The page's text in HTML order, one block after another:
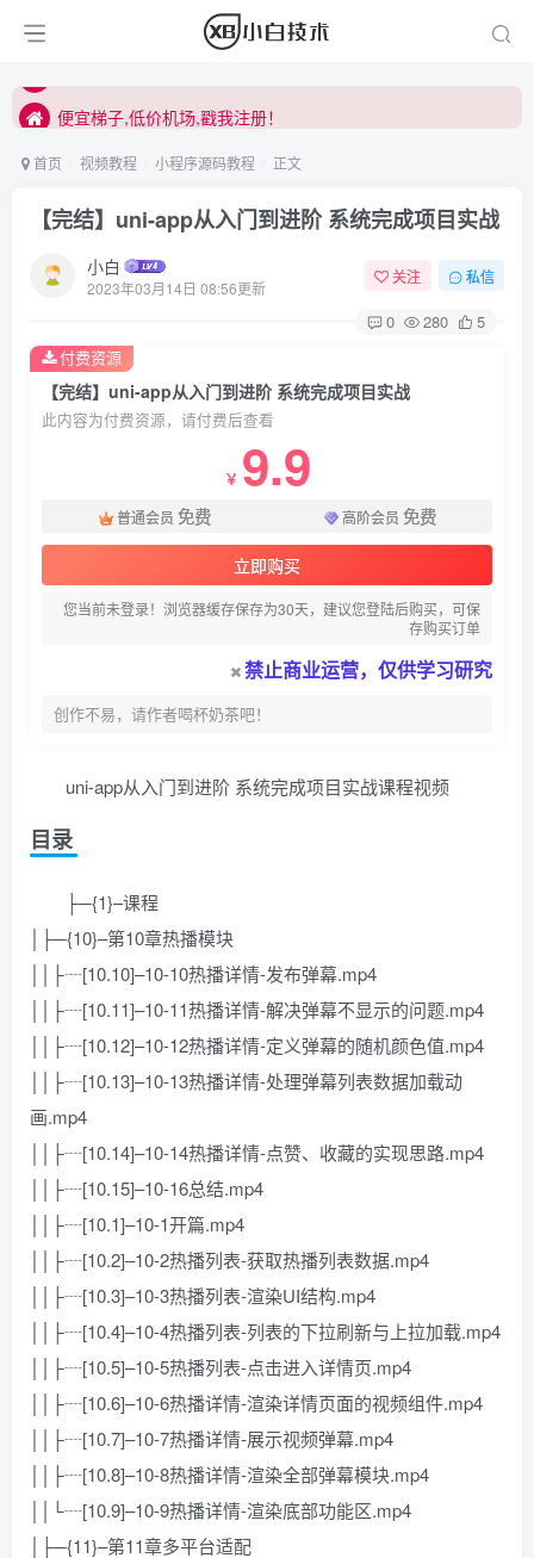
便宜梯子,低价机场,戳我注册！
便宜梯子,低价机场,戳我注册！
首页 视频教程 小程序源码教程 正文
【完结】uni-app从入门到进阶 系统完成项目实战
小白
2023年03月14日 08:56更新
关注 私信
0 280 5
【完结】uni-app从入门到进阶 系统完成项目实战
此内容为付费资源，请付费后查看
￥ 9.9
普通会员 免费 高阶会员 免费
立即购买
您当前未登录！浏览器缓存保存为30天，建议您登陆后购买，可保
存购买订单
禁止商业运营，仅供学习研究
创作不易，请作者喝杯奶茶吧！
付费资源
uni-app从入门到进阶 系统完成项目实战课程视频
目录
├─{1}–课程
│├─{10}–第10章热播模块
││├┈[10.10]–10-10热播详情-发布弹幕.mp4
││├┈[10.11]–10-11热播详情-解决弹幕不显示的问题.mp4
││├┈[10.12]–10-12热播详情-定义弹幕的随机颜色值.mp4
││├┈[10.13]–10-13热播详情-处理弹幕列表数据加载动
画.mp4
││├┈[10.14]–10-14热播详情-点赞、收藏的实现思路.mp4
││├┈[10.15]–10-16总结.mp4
││├┈[10.1]–10-1开篇.mp4
││├┈[10.2]–10-2热播列表-获取热播列表数据.mp4
││├┈[10.3]–10-3热播列表-渲染UI结构.mp4
││├┈[10.4]–10-4热播列表-列表的下拉刷新与上拉加载.mp4
││├┈[10.5]–10-5热播列表-点击进入详情页.mp4
││├┈[10.6]–10-6热播详情-渲染详情页面的视频组件.mp4
││├┈[10.7]–10-7热播详情-展示视频弹幕.mp4
││├┈[10.8]–10-8热播详情-渲染全部弹幕模块.mp4
││└┈[10.9]–10-9热播详情-渲染底部功能区.mp4
│├─{11}–第11章多平台适配